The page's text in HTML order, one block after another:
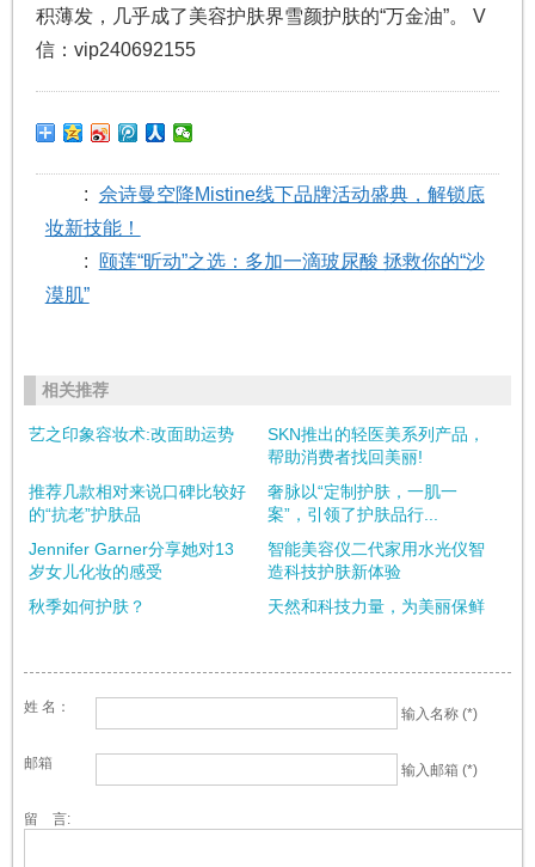
积薄发，几乎成了美容护肤界雪颜护肤的“万金油”。 V
信：vip240692155
: 佘诗曼空降Mistine线下品牌活动盛典，解锁底
妆新技能！
:
颐莲“昕动”之选：多加一滴玻尿酸 拯救你的“沙
漠肌”
相关推荐
艺之印象容妆术:改面助运势
SKN推出的轻医美系列产品，
帮助消费者找回美丽!
推荐几款相对来说口碑比较好
的“抗老”护肤品
奢脉以“定制护肤，一肌一
案”，引领了护肤品行...
Jennifer Garner分享她对13
岁女儿化妆的感受
智能美容仪二代家用水光仪智
造科技护肤新体验
秋季如何护肤？
天然和科技力量，为美丽保鲜
姓 名： 输入名称 (*)
邮箱 输入邮箱 (*)
留 言: